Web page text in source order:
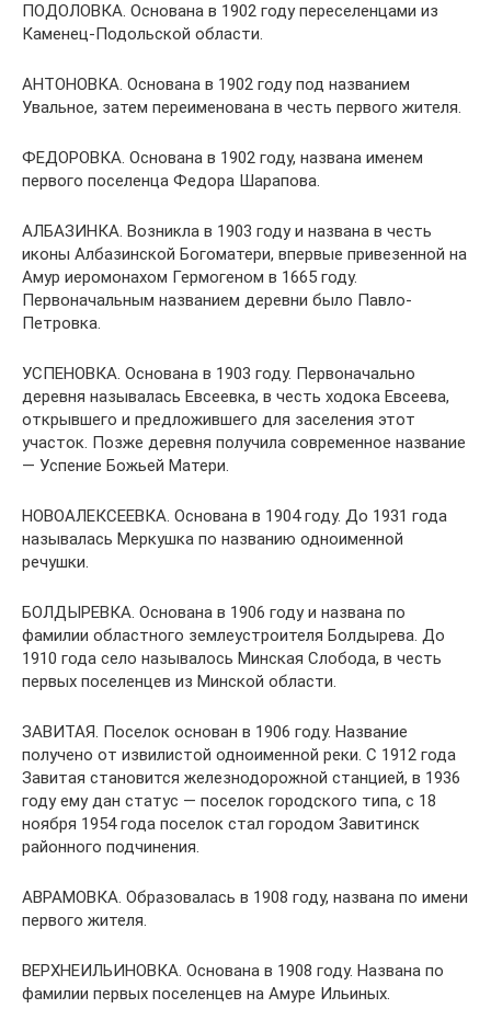
ПОДОЛОВКА. Основана в 1902 году переселенцами из
Каменец-Подольской области.
АНТОНОВКА. Основана в 1902 году под названием
Увальное, затем переименована в честь первого жителя.
ФЕДОРОВКА. Основана в 1902 году, названа именем
первого поселенца Федора Шарапова.
АЛБАЗИНКА. Возникла в 1903 году и названа в честь
иконы Албазинской Богоматери, впервые привезенной на
Амур иеромонахом Гермогеном в 1665 году.
Первоначальным названием деревни было Павло-
Петровка.
УСПЕНОВКА. Основана в 1903 году. Первоначально
деревня называлась Евсеевка, в честь ходока Евсеева,
открывшего и предложившего для заселения этот
участок. Позже деревня получила современное название
— Успение Божьей Матери.
НОВОАЛЕКСЕЕВКА. Основана в 1904 году. До 1931 года
называлась Меркушка по названию одноименной
речушки.
БОЛДЫРЕВКА. Основана в 1906 году и названа по
фамилии областного землеустроителя Болдырева. До
1910 года село называлось Минская Слобода, в честь
первых поселенцев из Минской области.
ЗАВИТАЯ. Поселок основан в 1906 году. Название
получено от извилистой одноименной реки. С 1912 года
Завитая становится железнодорожной станцией, в 1936
году ему дан статус — поселок городского типа, с 18
ноября 1954 года поселок стал городом Завитинск
районного подчинения.
АВРАМОВКА. Образовалась в 1908 году, названа по имени
первого жителя.
ВЕРХНЕИЛЬИНОВКА. Основана в 1908 году. Названа по
фамилии первых поселенцев на Амуре Ильиных.